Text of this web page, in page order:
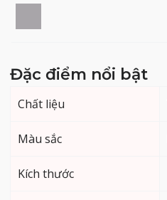
Đặc điểm nổi bật
Chất liệu
Màu sắc
Kích thước